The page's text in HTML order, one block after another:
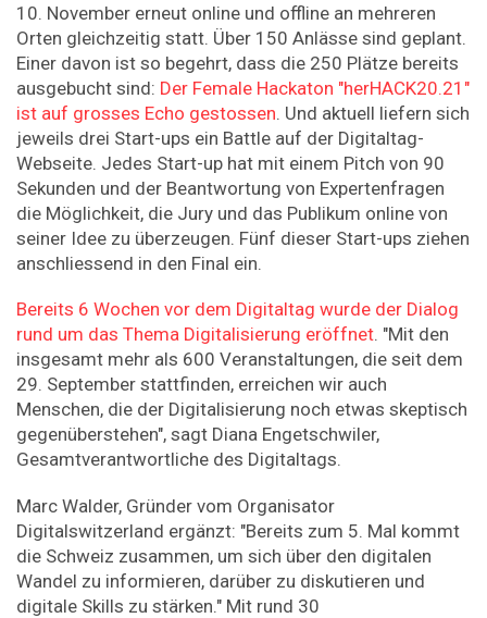
10. November erneut online und offline an mehreren
Orten gleichzeitig statt. Über 150 Anlässe sind geplant.
Einer davon ist so begehrt, dass die 250 Plätze bereits
ausgebucht sind: Der Female Hackaton "herHACK20.21"
ist auf grosses Echo gestossen. Und aktuell liefern sich
jeweils drei Start-ups ein Battle auf der Digitaltag-
Webseite. Jedes Start-up hat mit einem Pitch von 90
Sekunden und der Beantwortung von Expertenfragen
die Möglichkeit, die Jury und das Publikum online von
seiner Idee zu überzeugen. Fünf dieser Start-ups ziehen
anschliessend in den Final ein.
Bereits 6 Wochen vor dem Digitaltag wurde der Dialog
rund um das Thema Digitalisierung eröffnet. "Mit den
insgesamt mehr als 600 Veranstaltungen, die seit dem
29. September stattfinden, erreichen wir auch
Menschen, die der Digitalisierung noch etwas skeptisch
gegenüberstehen", sagt Diana Engetschwiler,
Gesamtverantwortliche des Digitaltags.
Marc Walder, Gründer vom Organisator
Digitalswitzerland ergänzt: "Bereits zum 5. Mal kommt
die Schweiz zusammen, um sich über den digitalen
Wandel zu informieren, darüber zu diskutieren und
digitale Skills zu stärken." Mit rund 30